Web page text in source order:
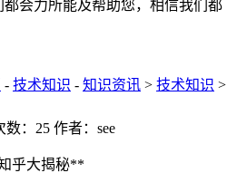
会力所能及帮助您，相信我们都
- 技术知识 - 知识资讯 > 技术知识 >
数：25 作者：see
乎大揭秘**